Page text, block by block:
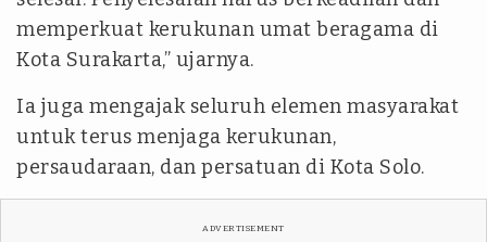
memperkuat kerukunan umat beragama di
Kota Surakarta,” ujarnya.
Ia juga mengajak seluruh elemen masyarakat
untuk terus menjaga kerukunan,
persaudaraan, dan persatuan di Kota Solo.
ADVERTISEMENT